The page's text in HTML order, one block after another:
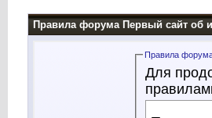
Правила форума Первый сайт об
Правила
Для